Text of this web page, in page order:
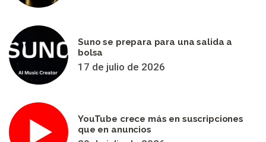
Suno se prepara para una salida a
bolsa
17 de julio de 2026
YouTube crece más en suscripciones
que en anuncios